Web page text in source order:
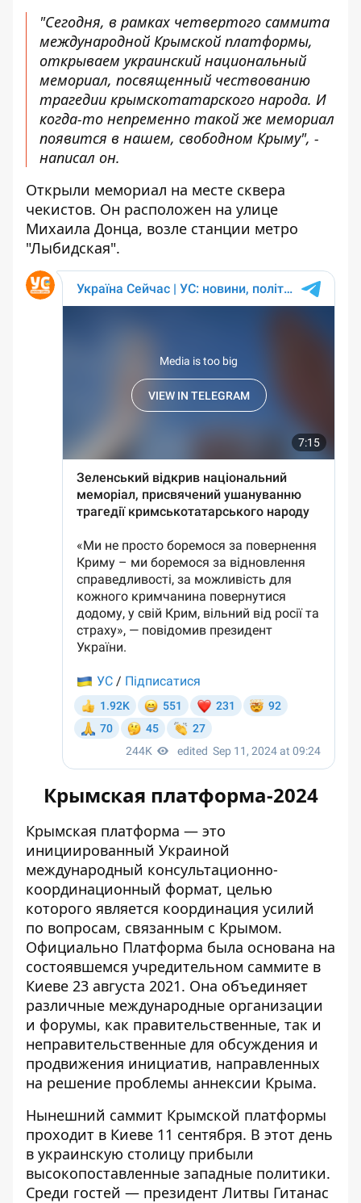
"Сегодня, в рамках четвертого саммита
международной Крымской платформы,
открываем украинский национальный
мемориал, посвященный чествованию
трагедии крымскотатарского народа. И
когда-то непременно такой же мемориал
появится в нашем, свободном Крыму", -
написал он.
Открыли мемориал на месте сквера
чекистов. Он расположен на улице
Михаила Донца, возле станции метро
"Лыбидская".
Крымская платформа-2024
Крымская платформа — это
инициированный Украиной
международный консультационно-
координационный формат, целью
которого является координация усилий
по вопросам, связанным с Крымом.
Официально Платформа была основана на
состоявшемся учредительном саммите в
Киеве 23 августа 2021. Она объединяет
различные международные организации
и форумы, как правительственные, так и
неправительственные для обсуждения и
продвижения инициатив, направленных
на решение проблемы аннексии Крыма.
Нынешний саммит Крымской платформы
проходит в Киеве 11 сентября. В этот день
в украинскую столицу прибыли
высокопоставленные западные политики.
Среди гостей — президент Литвы Гитанас